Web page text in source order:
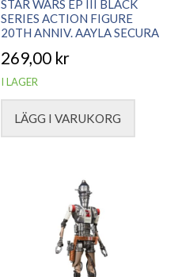
STAR WARS EP III BLACK
SERIES ACTION FIGURE
20TH ANNIV. AAYLA SECURA
269,00 kr
I LAGER
LÄGG I VARUKORG